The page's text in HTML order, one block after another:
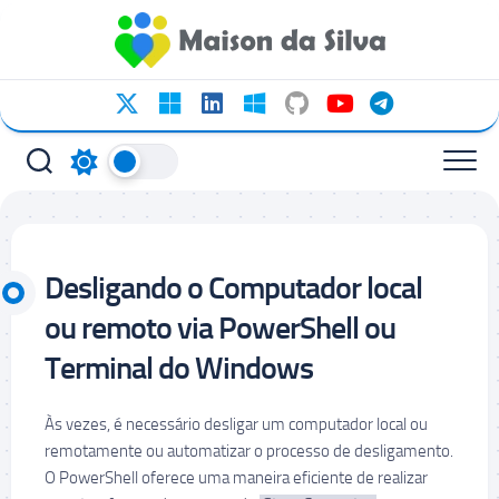
conteúdo
Desligando o Computador local
ou remoto via PowerShell ou
Terminal do Windows
Às vezes, é necessário desligar um computador local ou
remotamente ou automatizar o processo de desligamento.
O PowerShell oferece uma maneira eficiente de realizar